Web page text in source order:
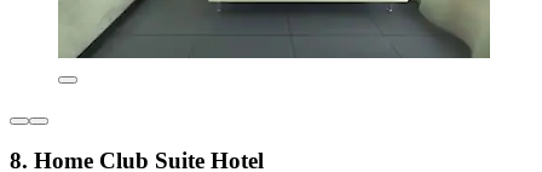
8. Home Club Suite Hotel